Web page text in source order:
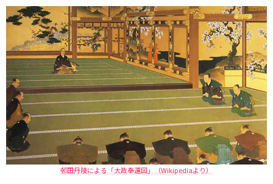
邨田丹陵による「大政奉還図」（Wikipediaより）